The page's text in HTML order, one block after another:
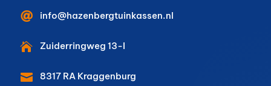
 info@hazenbergtuinkassen.nl
 Zuiderringweg 13-I
 8317 RA Kraggenburg